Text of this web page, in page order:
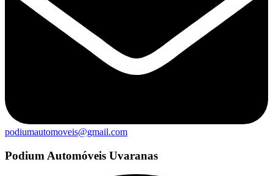
podiumautomoveis@gmail.com
Podium Automóveis Uvaranas